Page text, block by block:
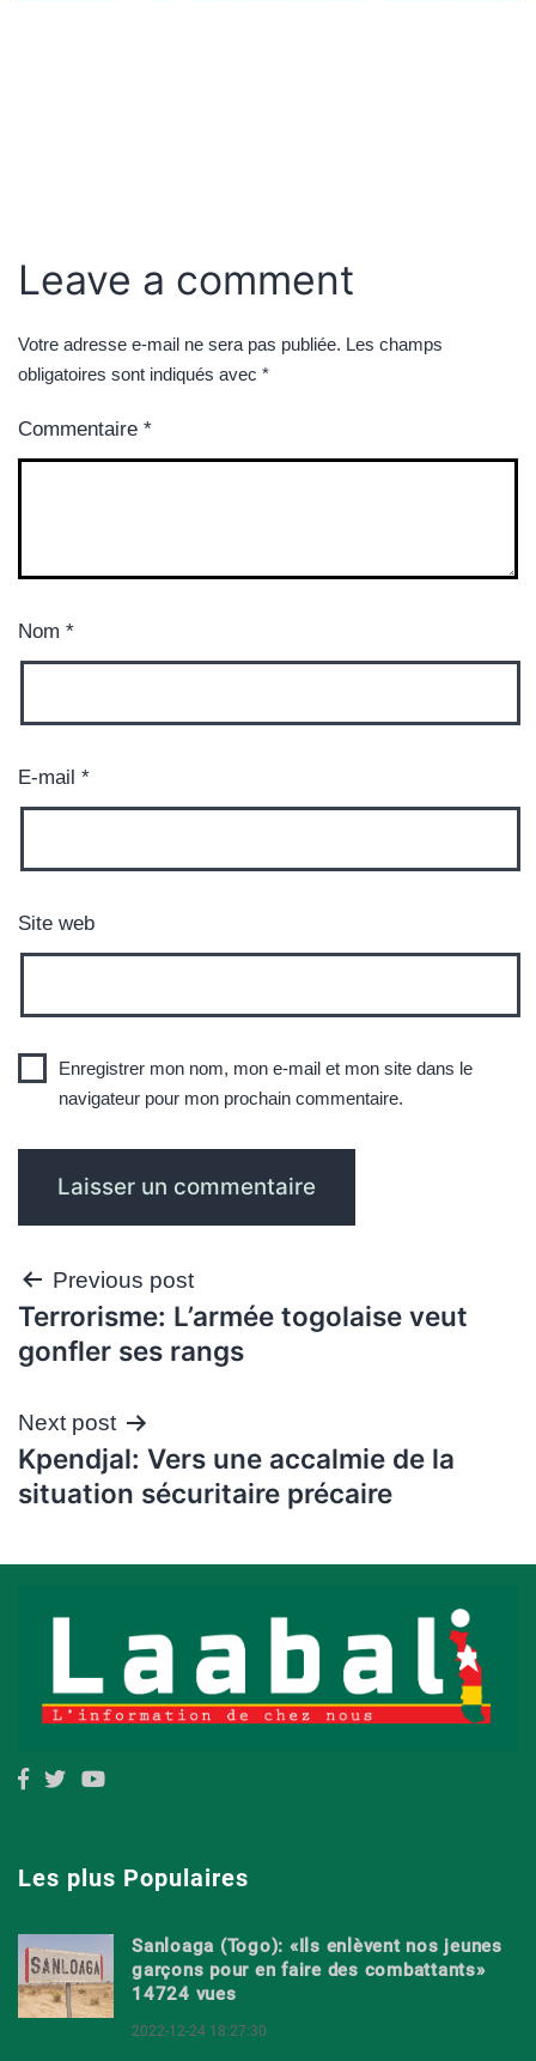
Leave a comment
Votre adresse e-mail ne sera pas publiée. Les champs
obligatoires sont indiqués avec *
Commentaire *
Nom *
E-mail *
Site web
Enregistrer mon nom, mon e-mail et mon site dans le
navigateur pour mon prochain commentaire.
Navigation
de
Previous post
Terrorisme: L’armée togolaise veut
gonfler ses rangs
Next post
Kpendjal: Vers une accalmie de la
situation sécuritaire précaire
Les plus Populaires
Sanloaga (Togo): «Ils enlèvent nos jeunes
garçons pour en faire des combattants»
14724 vues
2022-12-24 18:27:30